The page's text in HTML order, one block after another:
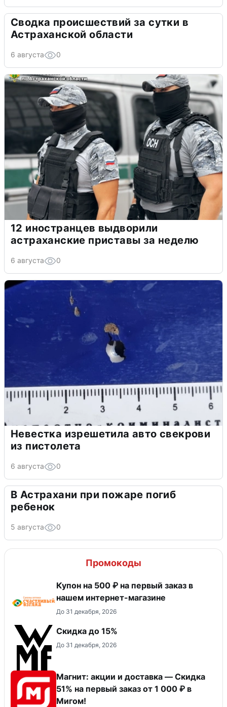
Сводка происшествий за сутки в
Астраханской области
6 августа 0
12 иностранцев выдворили
астраханские приставы за неделю
6 августа 0
Невестка изрешетила авто свекрови
из пистолета
6 августа 0
В Астрахани при пожаре погиб
ребенок
5 августа 0
Промокоды
Купон на 500 ₽ на первый заказ в
нашем интернет-магазине
До 31 декабря, 2026
Скидка до 15%
До 31 декабря, 2026
Магнит: акции и доставка — Скидка
51% на первый заказ от 1 000 ₽ в
Мигом!